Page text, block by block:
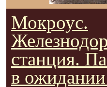
Мокроус.
станция.
в ожидании